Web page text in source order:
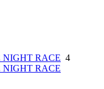
RACE 4
RACE